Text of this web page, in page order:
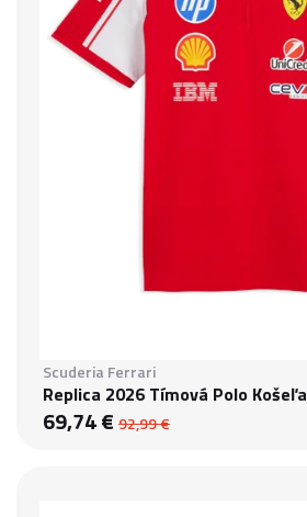
Scuderia Ferrari
Replica 2026 Tímová Polo Košeľa
69,74 € 92,99 €